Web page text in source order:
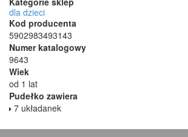
dla dzieci
Kod producenta
5902983493143
Numer katalogowy
9643
Wiek
od 1 lat
Pudełko zawiera
7 układanek